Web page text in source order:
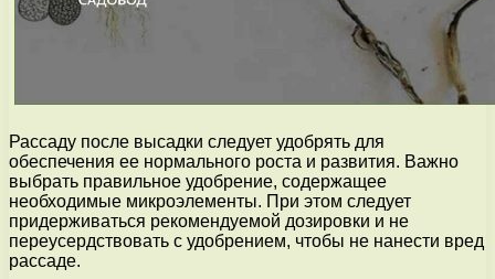
Рассаду после высадки следует удобрять для
обеспечения ее нормального роста и развития. Важно
выбрать правильное удобрение, содержащее
необходимые микроэлементы. При этом следует
придерживаться рекомендуемой дозировки и не
переусердствовать с удобрением, чтобы не нанести вред
рассаде.